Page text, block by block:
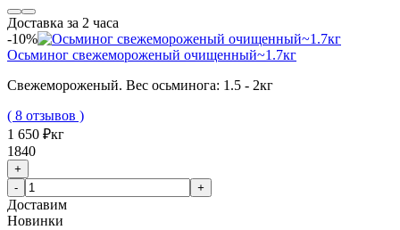
Доставка за 2 часа
-10%
Осьминог свежемороженый очищенный~1.7кг
Свежемороженый. Вес осьминога: 1.5 - 2кг
( 8 отзывов )
1 650 ₽кг
1840
+
-
+
Доставим
Новинки